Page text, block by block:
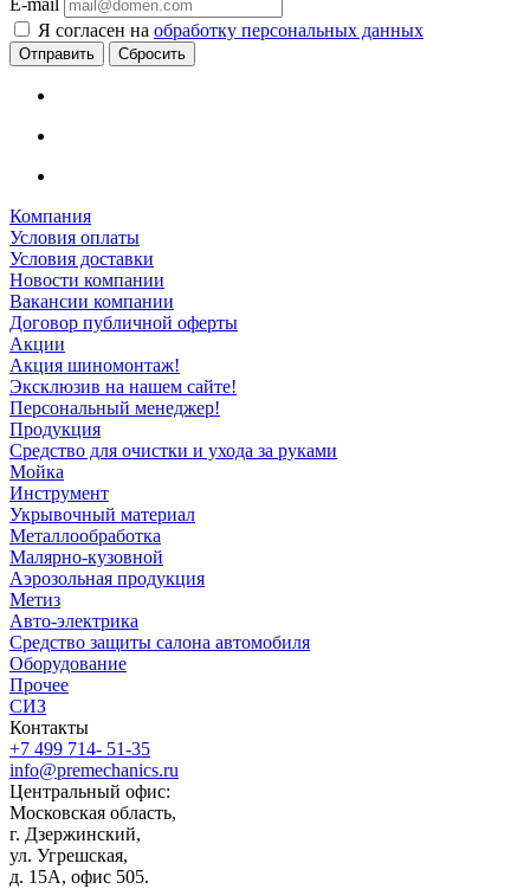
E-mail
Я согласен на обработку персональных данных
Сбросить
Компания
Условия оплаты
Условия доставки
Новости компании
Вакансии компании
Договор публичной оферты
Акции
Акция шиномонтаж!
Эксклюзив на нашем сайте!
Персональный менеджер!
Продукция
Средство для очистки и ухода за руками
Мойка
Инструмент
Укрывочный материал
Металлообработка
Малярно-кузовной
Аэрозольная продукция
Метиз
Авто-электрика
Средство защиты салона автомобиля
Оборудование
Прочее
СИЗ
Контакты
+7 499 714- 51-35
info@premechanics.ru
Центральный офис:
Московская область,
г. Дзержинский,
ул. Угрешская,
д. 15А, офис 505.